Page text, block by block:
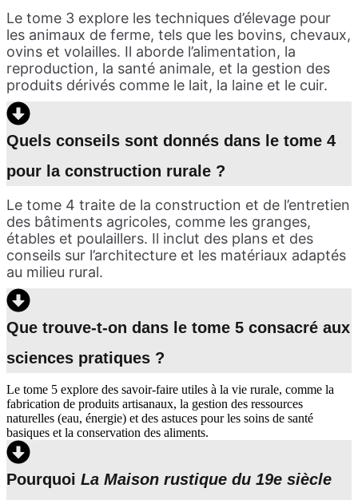
Le tome 3 explore les techniques d’élevage pour
les animaux de ferme, tels que les bovins, chevaux,
ovins et volailles. Il aborde l’alimentation, la
reproduction, la santé animale, et la gestion des
produits dérivés comme le lait, la laine et le cuir.
Quels conseils sont donnés dans le tome 4
pour la construction rurale ?
Le tome 4 traite de la construction et de l’entretien
des bâtiments agricoles, comme les granges,
étables et poulaillers. Il inclut des plans et des
conseils sur l’architecture et les matériaux adaptés
au milieu rural.
Que trouve-t-on dans le tome 5 consacré aux
sciences pratiques ?
Le tome 5 explore des savoir-faire utiles à la vie rurale, comme la
fabrication de produits artisanaux, la gestion des ressources
naturelles (eau, énergie) et des astuces pour les soins de santé
basiques et la conservation des aliments.
Pourquoi La Maison rustique du 19e siècle